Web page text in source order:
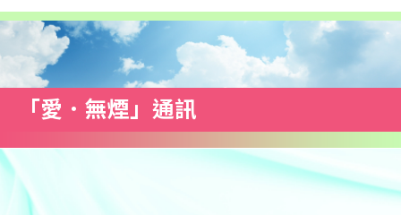
「愛．無煙」通訊